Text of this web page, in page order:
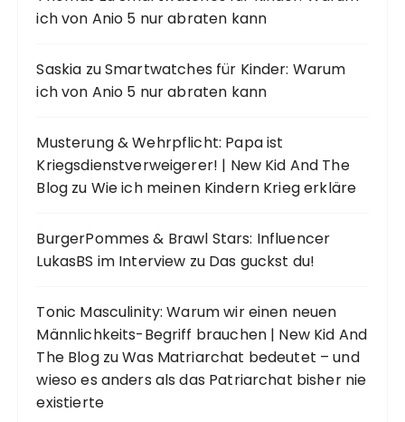
ich von Anio 5 nur abraten kann
Saskia zuSmartwatches für Kinder: Warum
ich von Anio 5 nur abraten kann
Musterung & Wehrpflicht: Papa ist
Kriegsdienstverweigerer! | New Kid And The
Blog zu Wie ich meinen Kindern Krieg erkläre
BurgerPommes & Brawl Stars: Influencer
LukasBS im Interview zu Das guckst du!
Tonic Masculinity: Warum wir einen neuen
Männlichkeits-Begriff brauchen | New Kid And
The BlogzuWas Matriarchat bedeutet – und
wieso es anders als das Patriarchat bisher nie
existierte